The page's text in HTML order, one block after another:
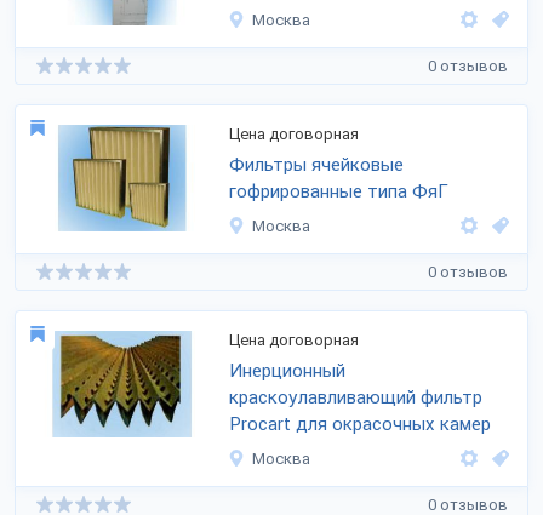
Москва
0 отзывов
Цена договорная
Фильтры ячейковые
гофрированные типа ФяГ
Москва
0 отзывов
Цена договорная
Инерционный
краскоулавливающий фильтр
Procart для окрасочных камер
Москва
0 отзывов